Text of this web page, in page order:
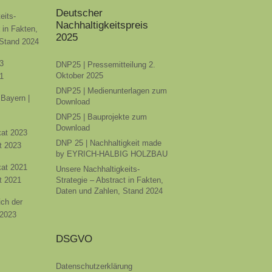
Fakten,
2024
|
2023
2023
2021
der
Deutscher
Nachhaltigkeitspreis
2025
DNP25 | Pressemitteilung 2.
Oktober 2025
DNP25 | Medienunterlagen zum
Download
DNP25 | Bauprojekte zum
Download
DNP 25 | Nachhaltigkeit made
by EYRICH-HALBIG HOLZBAU
Unsere Nachhaltigkeits-
Strategie – Abstract in Fakten,
Daten und Zahlen, Stand 2024
DSGVO
Datenschutzerklärung